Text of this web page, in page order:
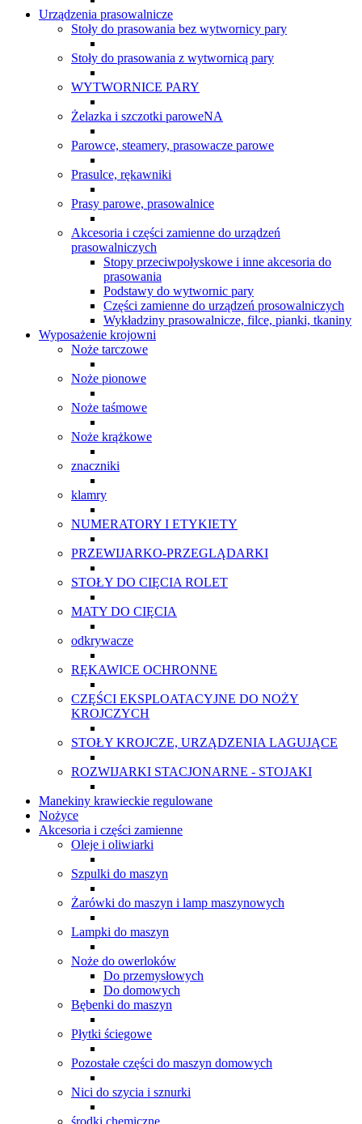
Urządzenia prasowalnicze
Stoły do prasowania bez wytwornicy pary
Stoły do prasowania z wytwornicą pary
WYTWORNICE PARY
Żelazka i szczotki paroweNA
Parowce, steamery, prasowacze parowe
Prasulce, rękawniki
Prasy parowe, prasowalnice
Akcesoria i części zamienne do urządzeń
prasowalniczych
Stopy przeciwpołyskowe i inne akcesoria do
prasowania
Podstawy do wytwornic pary
Części zamienne do urządzeń prosowalniczych
Wykładziny prasowalnicze, filce, pianki, tkaniny
Wyposażenie krojowni
Noże tarczowe
Noże pionowe
Noże taśmowe
Noże krążkowe
znaczniki
klamry
NUMERATORY I ETYKIETY
PRZEWIJARKO-PRZEGLĄDARKI
STOŁY DO CIĘCIA ROLET
MATY DO CIĘCIA
odkrywacze
RĘKAWICE OCHRONNE
CZĘŚCI EKSPLOATACYJNE DO NOŻY
KROJCZYCH
STOŁY KROJCZE, URZĄDZENIA LAGUJĄCE
ROZWIJARKI STACJONARNE - STOJAKI
Manekiny krawieckie regulowane
Nożyce
Akcesoria i części zamienne
Oleje i oliwiarki
Szpulki do maszyn
Żarówki do maszyn i lamp maszynowych
Lampki do maszyn
Noże do owerloków
Do przemysłowych
Do domowych
Bębenki do maszyn
Płytki ściegowe
Pozostałe części do maszyn domowych
Nici do szycia i sznurki
środki chemiczne